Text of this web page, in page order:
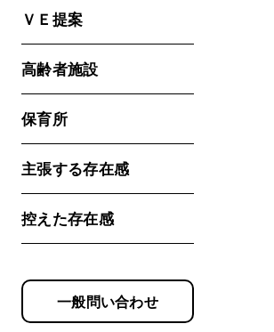
ＶＥ提案
高齢者施設
保育所
主張する存在感
控えた存在感
一般問い合わせ